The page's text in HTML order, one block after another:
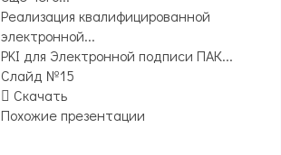
Реализация квалифицированной
электронной...
PKI для Электронной подписи ПАК...
Слайд №15
Скачать
Похожие презентации